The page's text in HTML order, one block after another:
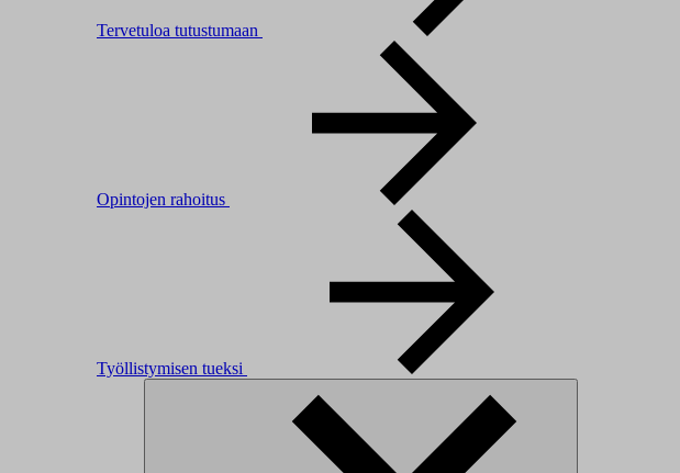
Tervetuloa tutustumaan
Opintojen rahoitus
Työllistymisen tueksi